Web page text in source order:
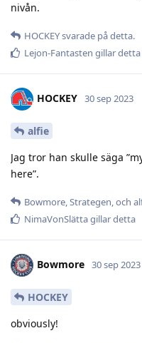
nivån.
HOCKEYsvarade på detta.
Lejon-Fantasten gillar detta
HOCKEY 30 sep 2023
alfie
Jag tror han skulle säga
here”.
Bowmore,Strategen, och
NimaVonSlättagillar detta
Bowmore 30 sep 2023
HOCKEY
obviously!